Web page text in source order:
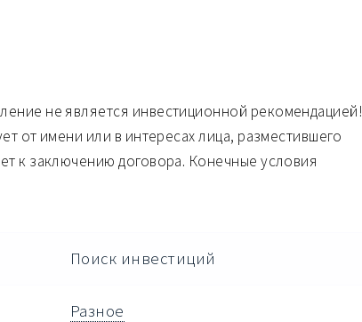
не является инвестиционной рекомендацией!
от имени или в интересах лица, разместившего
к заключению договора. Конечные условия
Поиск инвестиций
Разное